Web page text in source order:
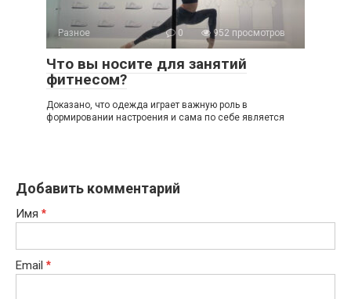
Разное 0 952 просмотров
Что вы носите для занятий
фитнесом?
Доказано, что одежда играет важную роль в
формировании настроения и сама по себе является
Добавить комментарий
Имя *
Email *